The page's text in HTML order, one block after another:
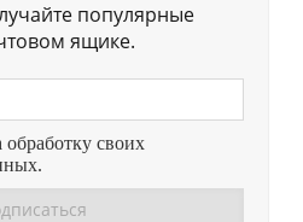
популярные
ящике.
обработку своих